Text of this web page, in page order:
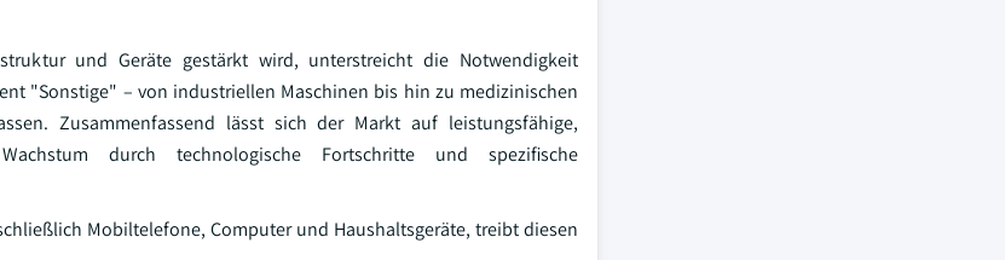
und Geräte gestärkt wird, unterstreicht die Notwendigkeit
"Sonstige" – von industriellen Maschinen bis hin zu medizinischen
Zusammenfassend lässt sich der Markt auf leistungsfähige,
durch technologische Fortschritte und spezifische
Mobiltelefone, Computer und Haushaltsgeräte, treibt diesen